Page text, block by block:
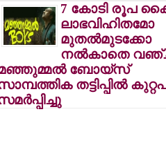
7 കോടി രൂപ
ലാഭവിഹിതമോ
മുതല്‍മുടക്കോ
നല്‍കാതെ
ബോയ്‌സ്
തട്ടിപ്പില്‍